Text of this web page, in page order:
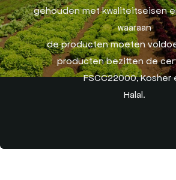
gehouden met kwaliteitseisen
waaraan
de producten moeten
producten bezitten de
FSCC22000, Kosher
Halal.